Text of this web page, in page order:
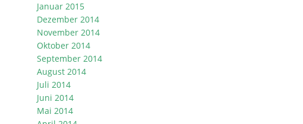
Januar 2015
Dezember 2014
November 2014
Oktober 2014
September 2014
August 2014
Juli 2014
Juni 2014
Mai 2014